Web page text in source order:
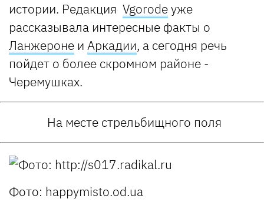
истории. Редакция Vgorodeуже
рассказывала интересные факты о
Ланжероне и Аркадии, а cегодня речь
пойдет о более скромном районе -
Черемушках.
На месте стрельбищного поля
Фото: happymisto.od.ua